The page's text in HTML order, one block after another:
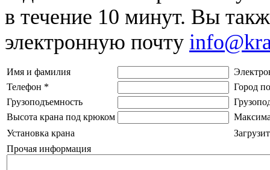
в течение 10 минут. Вы
электронную почту
Имя и фамилия
Телефон *
Город
Грузоподъемность
Высота крана под крюком
Установка крана
Прочая информация